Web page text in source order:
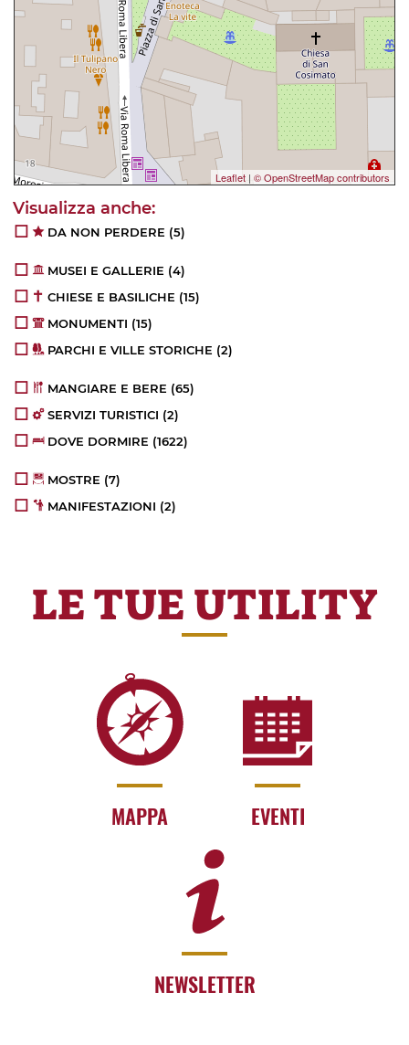
Leaflet | © OpenStreetMap contributors
DA NON PERDERE (5)
MUSEI E GALLERIE (4)
CHIESE E BASILICHE (15)
MONUMENTI (15)
PARCHI E VILLE STORICHE (2)
MANGIARE E BERE (65)
SERVIZI TURISTICI (2)
DOVE DORMIRE (1622)
MOSTRE (7)
MANIFESTAZIONI (2)
LE TUE UTILITY
MAPPA EVENTI
NEWSLETTER